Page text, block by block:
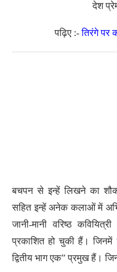
देश
पढ़िए :-तिरंगे पर
बचपन से इन्हें लिखने का
सहित इन्हें अनेक कलाओं में
जानी-मानी वरिष्ठ
प्रकाशित हो चुकी हैं। जिनमें
द्वितीय भाग एक” प्रमुख हैं।